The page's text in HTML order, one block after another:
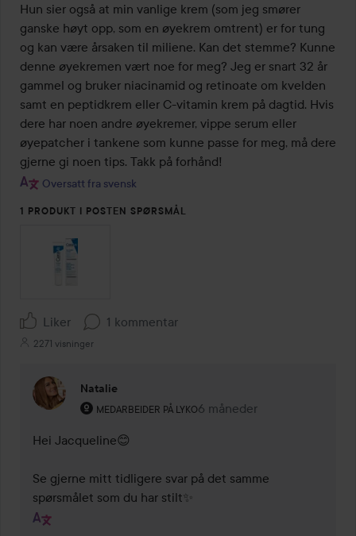
Hun sier også at min vanlige krem (som jeg smører
ganske høyt opp, som en øyekrem omtrent) er for tung
og kan være årsaken til miliene. Kan det stemme? Kunne
denne øyekremen vært noe for meg? Jeg er snart 32 år
gammel og bruker niacinamid og retinoate om kvelden
samt en peptidkrem eller C-vitamin krem på dagtid. Hvis
dere har noen andre øyekremer, vippe serum eller
øyepatcher i tankene som kunne passe for meg, må dere
gjerne gi noen tips. Takk på forhånd!
Oversatt fra svensk
1 PRODUKT I POSTEN SPØRSMÅL
Liker 1 kommentar
2271 visninger
Natalie
MEDARBEIDER PÅ LYKO
Brukerens rolle: Medarbeider på Lyko.
6 måneder
Kommentaren lades 6
Hei Jacqueline😊
Se gjerne mitt tidligere svar på det samme
spørsmålet som du har stilt✨